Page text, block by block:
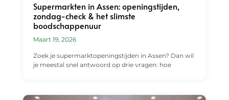
Supermarkten in Assen: openingstijden,
zondag-check & het slimste
boodschappenuur
Maart 19, 2026
Zoek je supermarktopeningstijden in Assen? Dan wil
je meestal snel antwoord op drie vragen: hoe